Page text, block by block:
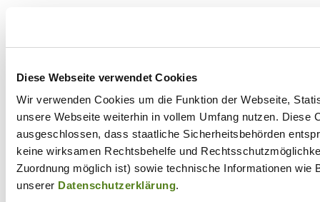
Diese Webseite verwendet Cookies
Wir verwenden Cookies um die Funktion der Webseite,
unsere Webseite weiterhin in vollem Umfang nutzen.
ausgeschlossen, dass staatliche Sicherheitsbehörden
keine wirksamen Rechtsbehelfe und
Zuordnung möglich ist) sowie technische Informationen wie
unserer Datenschutzerklärung.